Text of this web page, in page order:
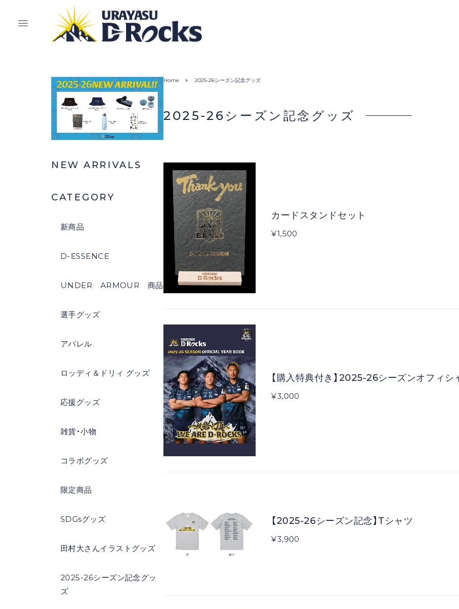
NEW ARRIVALS
CATEGORY
新商品
D-ESSENCE
UNDER ARMOUR 商品
選手グッズ
アパレル
ロッディ＆ドリィ グッズ
応援グッズ
雑貨・小物
コラボグッズ
限定商品
SDGsグッズ
田村大さんイラストグッズ
2025-26シーズン記念グッ
ズ
Home 2025-26シーズン記念グッズ
2025-26シーズン記念グッズ
カードスタンドセット
¥1,500
【購入特典付き】2025-26シーズンオフィ
¥3,000
【2025-26シーズン記念】Tシャツ
¥3,900